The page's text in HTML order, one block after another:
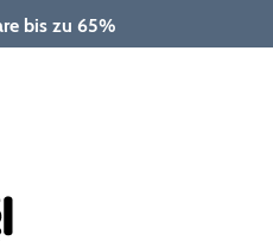
bis zu 65%